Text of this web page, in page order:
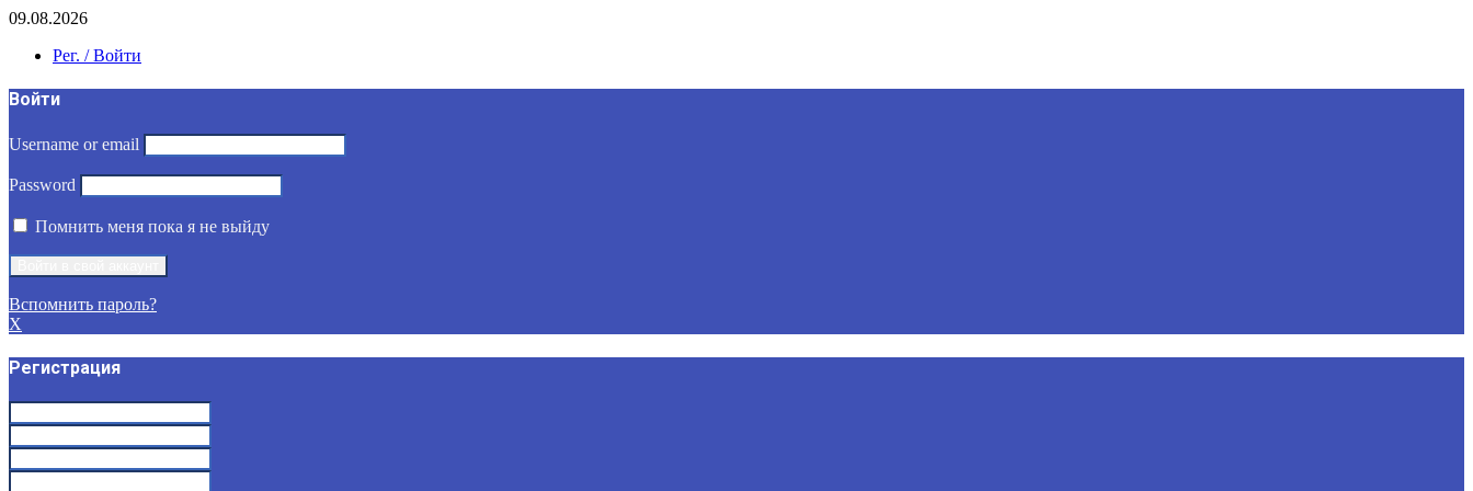
09.08.2026
Рег. / Войти
Войти
Username or email
Password
Помнить меня пока я не выйду
Вспомнить пароль?
X
Регистрация